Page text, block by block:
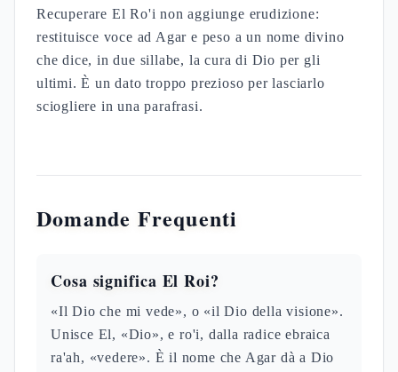
Recuperare El Ro'i non aggiunge erudizione:
restituisce voce ad Agar e peso a un nome divino
che dice, in due sillabe, la cura di Dio per gli
ultimi. È un dato troppo prezioso per lasciarlo
sciogliere in una parafrasi.
Domande Frequenti
Cosa significa El Roi?
«Il Dio che mi vede», o «il Dio della visione».
Unisce El, «Dio», e ro'i, dalla radice ebraica
ra'ah, «vedere». È il nome che Agar dà a Dio